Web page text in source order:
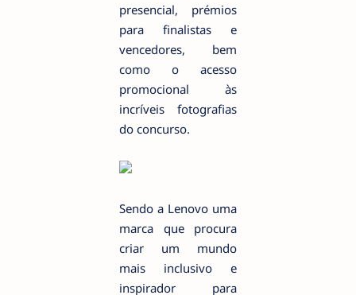
presencial, prémios
para finalistas e
vencedores, bem
como o acesso
promocional às
incríveis fotografias
do concurso.
Sendo a Lenovo uma
marca que procura
criar um mundo
mais inclusivo e
inspirador para